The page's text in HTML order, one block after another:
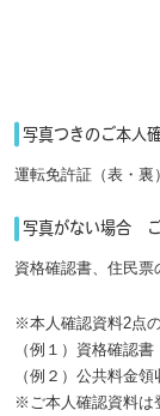
写真つきのご本人
運転免許証（表・裏
写真がない場合 ご
資格確認書、住民
※本人確認資料2点
（例１）資格確認
（例２）公共料金
※ご本人確認資料は